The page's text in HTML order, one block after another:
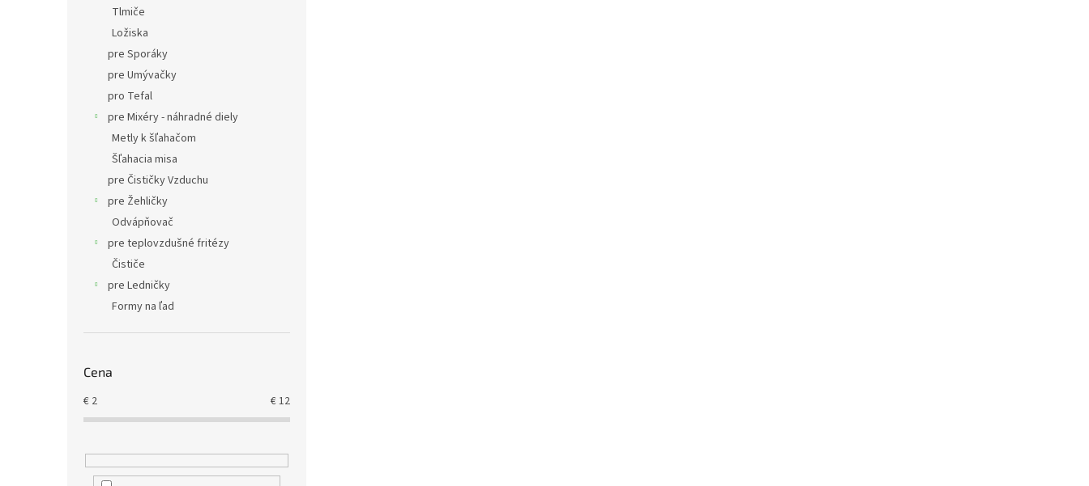
Tlmiče
Ložiska
pre Sporáky
pre Umývačky
pro Tefal
pre Mixéry - náhradné diely
Metly k šľahačom
Šľahacia misa
pre Čističky Vzduchu
pre Žehličky
Odvápňovač
pre teplovzdušné fritézy
Čističe
pre Ledničky
Formy na ľad
Cena
€ 2 €12